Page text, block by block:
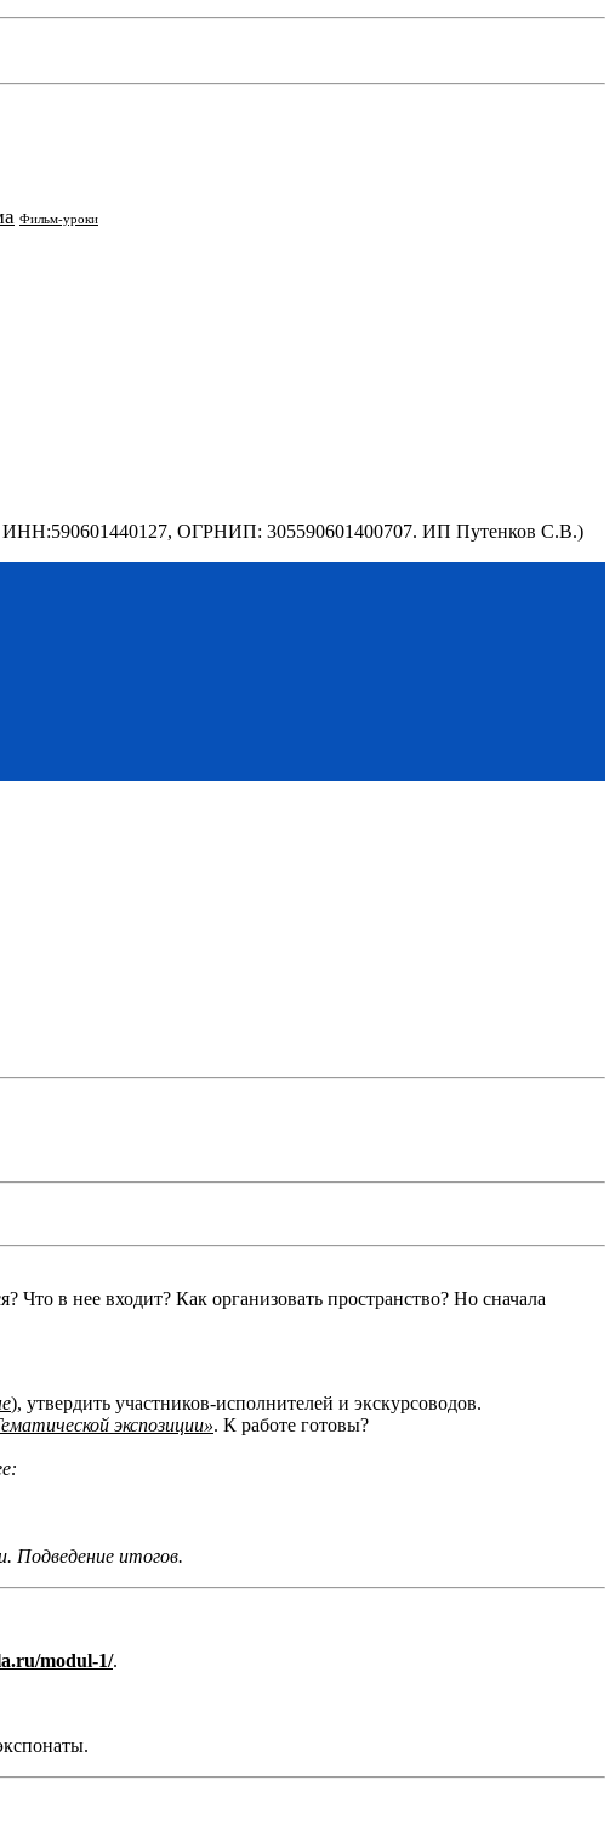
Фильм-уроки
ИНН:590601440127, ОГРНИП: 305590601400707. ИП Путенков С.В.)
в нее входит? Как организовать пространство? Но сначала
), утвердить участников-исполнителей и экскурсоводов.
экспозиции». К работе готовы?
Подведение итогов.
modul-1/.